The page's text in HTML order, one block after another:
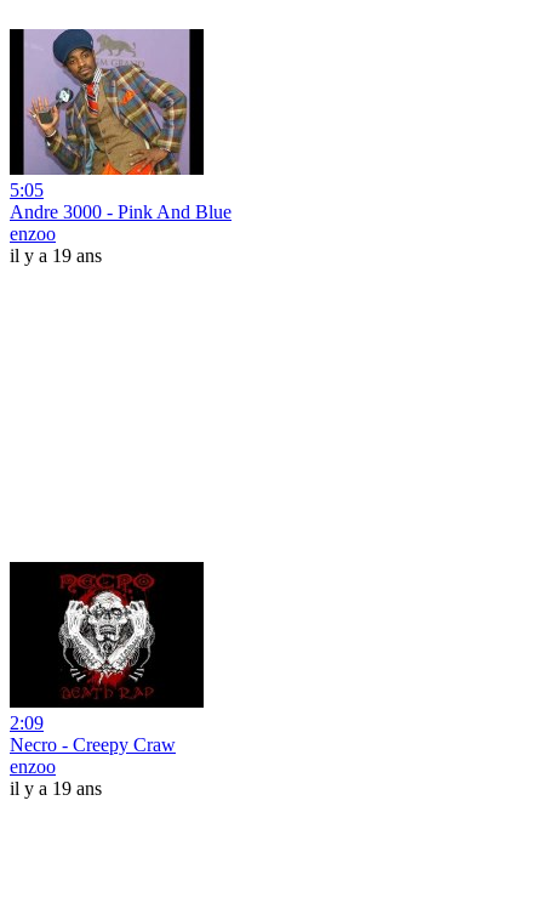
5:05
Andre 3000 - Pink And Blue
enzoo
il y a 19 ans
2:09
Necro - Creepy Craw
enzoo
il y a 19 ans